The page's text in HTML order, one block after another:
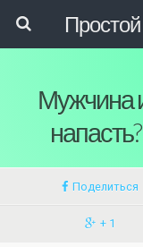
Мужчина
Поделиться
+ 1